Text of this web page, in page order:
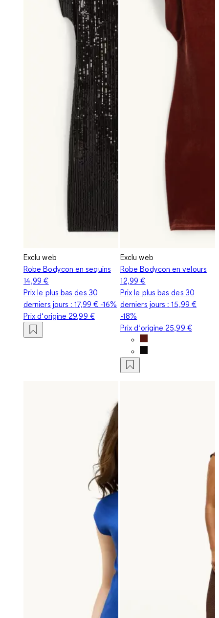
Exclu web
Robe Bodycon en sequins
14,99 €
Prix le plus bas des 30
derniers jours :17,99 €-16%
Prix d‘origine 29,99 €
Exclu web
Robe Bodycon en velours
12,99 €
Prix le plus bas des 30
derniers jours :15,99 €
-18%
Prix d‘origine 25,99 €